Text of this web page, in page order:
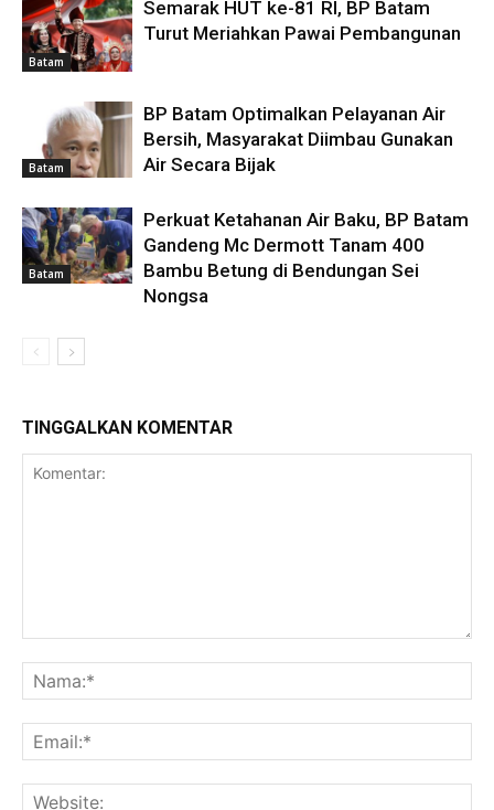
Batam
Semarak HUT ke-81 RI, BP Batam
Turut Meriahkan Pawai Pembangunan
Batam
BP Batam Optimalkan Pelayanan Air
Bersih, Masyarakat Diimbau Gunakan
Air Secara Bijak
Batam
Perkuat Ketahanan Air Baku, BP Batam
Gandeng Mc Dermott Tanam 400
Bambu Betung di Bendungan Sei
Nongsa
TINGGALKAN KOMENTAR